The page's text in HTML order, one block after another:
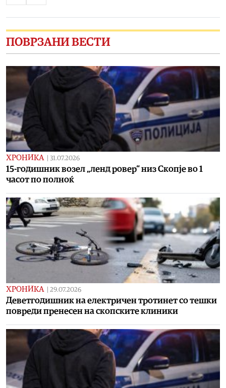
ПОВРЗАНИ ВЕСТИ
ХРОНИКА 31.07.2026
15-годишник возел „ленд ровер“ низ Скопје во 1
часот по полноќ
ХРОНИКА 29.07.2026
Деветгодишник на електричен тротинет со тешки
повреди пренесен на скопските клиники